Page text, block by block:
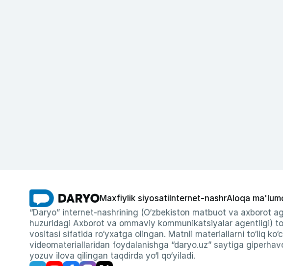
Maxfiylik siyosati Internet-nashrAloqa
“Daryo” internet-nashrining (O‘zbekiston matbuot va axborot
huzuridagi Axborot va ommaviy kommunikatsiyalar agentligi)
vositasi sifatida ro‘yxatga olingan. Matnli materiallarni to‘liq
videomateriallaridan foydalanishga “daryo.uz” saytiga
yozuv ilova qilingan taqdirda yo‘l qo‘yiladi.